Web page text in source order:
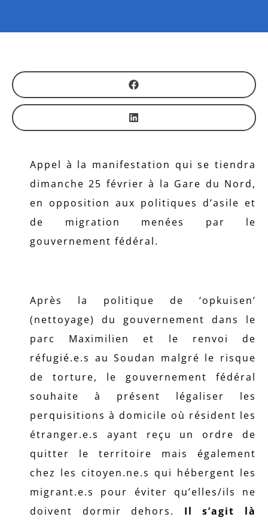
Appel à la manifestation qui se tiendra
dimanche 25 février à la Gare du Nord,
en opposition aux politiques d’asile et
de migration menées par le
gouvernement fédéral.
Après la politique de ‘opkuisen’
(nettoyage) du gouvernement dans le
parc Maximilien et le renvoi de
réfugié.e.s au Soudan malgré le risque
de torture, le gouvernement fédéral
souhaite à présent légaliser les
perquisitions à domicile où résident les
étranger.e.s ayant reçu un ordre de
quitter le territoire mais également
chez les citoyen.ne.s qui hébergent les
migrant.e.s pour éviter qu’elles/ils ne
doivent dormir dehors. Il s’agit là